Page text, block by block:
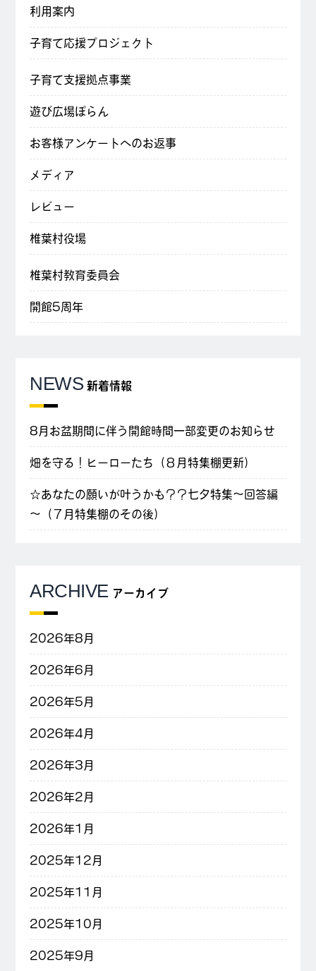
利用案内
子育て応援プロジェクト
子育て支援拠点事業
遊び広場ぽらん
お客様アンケートへのお返事
メディア
レビュー
椎葉村役場
椎葉村教育委員会
開館5周年
NEWS 新着情報
8月お盆期間に伴う開館時間一部変更のお知らせ
畑を守る！ヒーローたち（８月特集棚更新）
☆あなたの願いが叶うかも？？七夕特集～回答編
～（７月特集棚のその後）
ARCHIVE アーカイブ
2026年8月
2026年6月
2026年5月
2026年4月
2026年3月
2026年2月
2026年1月
2025年12月
2025年11月
2025年10月
2025年9月